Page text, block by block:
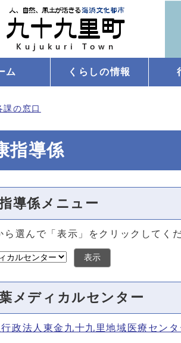
ム くらしの情報
課の窓口
指導係
導係メニュー
ら選んで「表示」をクリックしてくだ
表示
メディカルセンター
政法人東金九十九里地域医療セン